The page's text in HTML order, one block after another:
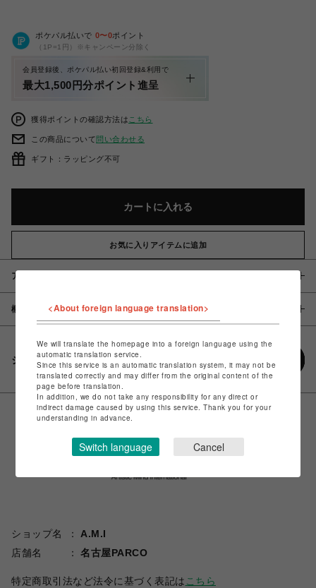
ポケパル払いで 0〜0ポイント
（1P=1円）※キャンペーン分除く
会員登録後、ポケパル払い初回登録&利用で
最大1,500円分ポイント進呈
獲得ポイントの確認方法は こちら
この商品について問い合わせる
ギフト：ラッピング不可
カートに入れる
お気に入りアイテムに追加
アイテム説明 / 素材
概要
シェアする
ショップ名
A.M.I
店舗名
名古屋PARCO
特定商取引法など法令に基づく表記は こちら
<About foreign language translation>
We will translate the homepage into a foreign language using the
automatic translation service.
Since this service is an automatic translation system, it may not be
translated correctly and may differ from the original content of the
page before translation.
In addition, we do not take any responsibility for any direct or
indirect damage caused by using this service. Thank you for your
understanding in advance.
Switch language Cancel